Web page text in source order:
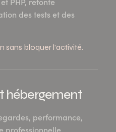
des tests et des
sans bloquer l’activité.
hébergement
performance,
professionnelle